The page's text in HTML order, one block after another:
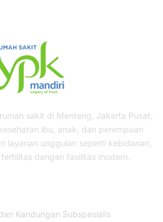
sakit di Menteng, Jakarta Pusat,
ibu, anak, dan perempuan
layanan unggulan seperti kebidanan,
dengan fasilitas modern.
Kandungan Subspesialis